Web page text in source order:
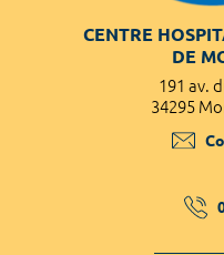
CENTRE
DE
191 av.
34295